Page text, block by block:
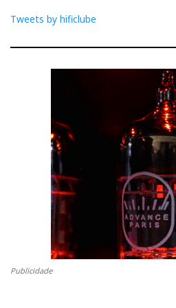
Audio Note. A Audio Note
tempo, de deliciosamente musical
a tocar encostadas não apenas às
cantos da sala. Algo que seria
altamente desaconselhável, com
colunas. Ainda assim, resulta. E
naturalidade desarmante que a
cultivar. A escolha da faixa que
desejar, mas fizemos uma
reportagem exclusiva da Exaudio.
Tweets by hificlube
Publicidade